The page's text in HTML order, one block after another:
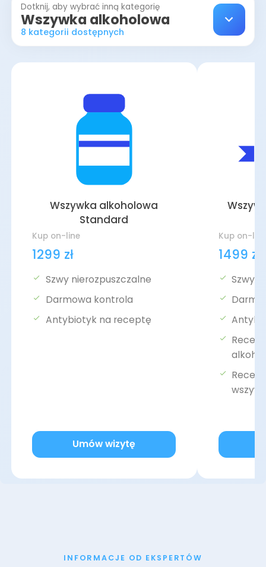
Dotknij, aby wybrać inną kategorię
Wszywka alkoholowa
8 kategorii dostępnych
Wszywka alkoholowa
Standard
Kup on-line
1299 zł
Szwy nierozpuszczalne
Darmowa kontrola
Antybiotyk na receptę
Umów wizytę
Kup on-
1499 zł
Szwy
INFORMACJE OD EKSPERTÓW